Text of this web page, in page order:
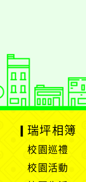
瑞坪相簿
校園巡禮
校園活動